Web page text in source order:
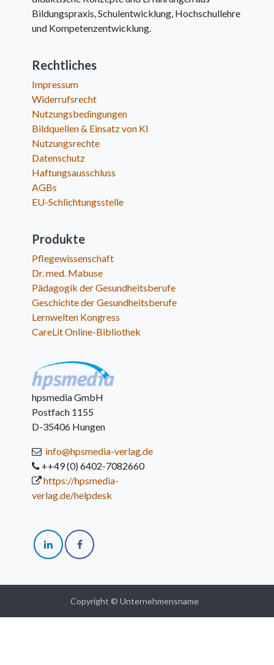
Bildungspraxis, Schulentwicklung, Hochschullehre
und Kompetenzentwicklung.
Rechtliches
Impressum
Widerrufsrecht
Nutzungsbedingungen
Bildquellen & Einsatz von KI
Nutzungsrechte
Datenschutz
Haftungsausschluss
AGBs
EU-Schlichtungsstelle
Produkte
Pflegewissenschaft
Dr. med. Mabuse
Pädagogik der Gesundheitsberufe
Geschichte der Gesundheitsberufe
Lernwelten Kongress
CareLit Online-Bibliothek
hpsmedia GmbH
Postfach 1155
D-35406 Hungen
info@hpsmedia-verlag.de
++49 (0) 6402-7082660
https://hpsmedia-
verlag.de/helpdesk
Copyright © Unternehmensname